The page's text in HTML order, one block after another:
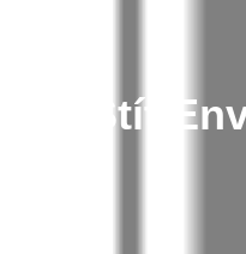
Štít